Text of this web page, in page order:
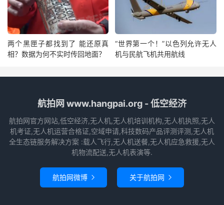
两个黑匣子都找到了 能还原真
相？数据为何不实时传回地面？
“世界第一个！”以色列允许无人
机与民航飞机共用航线
航拍网 www.hangpai.org - 低空经济
航拍网官方网站,低空经济,无人机,无人机培训机构,无人机执照,无人
机考证,无人机运营合格证,空域申请,科技数码产品评测评测,无人机
全生态链服务解决方案 :载人飞行,无人机送餐,无人机应急救援,无人
机物流配送,无人机表演等.
航拍网微博  关于航拍网 